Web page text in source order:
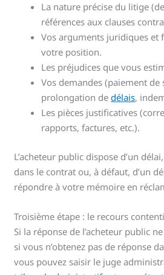
La nature précise du litige
références aux clauses
Vos arguments juridiques et
votre position.
Les préjudices que vous
Vos demandes (paiement de
prolongation dedélais,
Les pièces justificatives
rapports, factures, etc.).
L’acheteur public dispose d’un
dans le contrat ou, à défaut, d’un
répondre à votre mémoire en
Troisième étape : le recours
Si la réponse de l’acheteur public
si vous n’obtenez pas de réponse
vous pouvez saisir le juge